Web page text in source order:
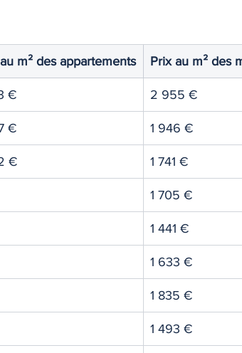
m² des appartements Prix au m² des
€ 2 955 €
€ 1 946 €
€ 1 741 €
1 705 €
1 441 €
1 633 €
1 835 €
1 493 €